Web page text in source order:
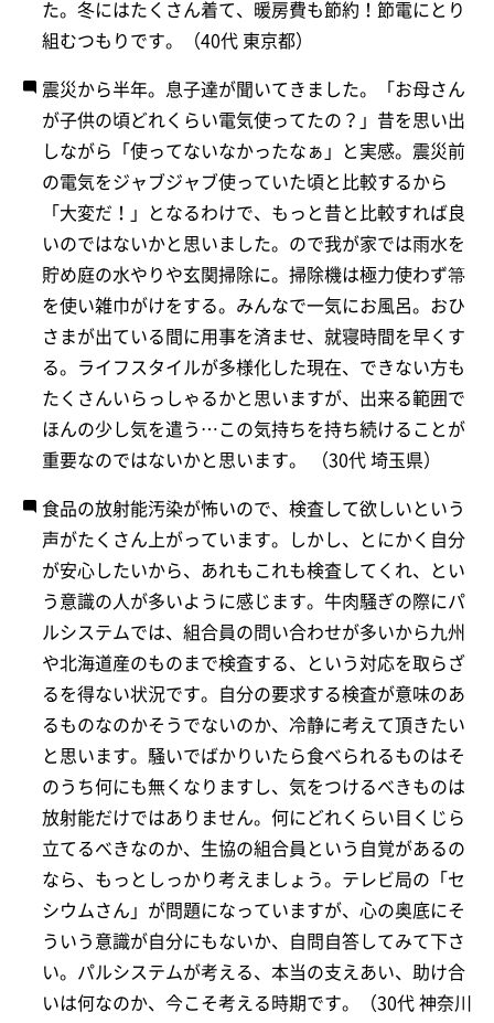
た。冬にはたくさん着て、暖房費も節約！節電にとり
組むつもりです。（40代 東京都）
震災から半年。息子達が聞いてきました。「お母さん
が子供の頃どれくらい電気使ってたの？」昔を思い出
しながら「使ってないなかったなぁ」と実感。震災前
の電気をジャブジャブ使っていた頃と比較するから
「大変だ！」となるわけで、もっと昔と比較すれば良
いのではないかと思いました。ので我が家では雨水を
貯め庭の水やりや玄関掃除に。掃除機は極力使わず箒
を使い雑巾がけをする。みんなで一気にお風呂。おひ
さまが出ている間に用事を済ませ、就寝時間を早くす
る。ライフスタイルが多様化した現在、できない方も
たくさんいらっしゃるかと思いますが、出来る範囲で
ほんの少し気を遣う…この気持ちを持ち続けることが
重要なのではないかと思います。 （30代 埼玉県）
食品の放射能汚染が怖いので、検査して欲しいという
声がたくさん上がっています。しかし、とにかく自分
が安心したいから、あれもこれも検査してくれ、とい
う意識の人が多いように感じます。牛肉騒ぎの際にパ
ルシステムでは、組合員の問い合わせが多いから九州
や北海道産のものまで検査する、という対応を取らざ
るを得ない状況です。自分の要求する検査が意味のあ
るものなのかそうでないのか、冷静に考えて頂きたい
と思います。騒いでばかりいたら食べられるものはそ
のうち何にも無くなりますし、気をつけるべきものは
放射能だけではありません。何にどれくらい目くじら
立てるべきなのか、生協の組合員という自覚があるの
なら、もっとしっかり考えましょう。テレビ局の「セ
シウムさん」が問題になっていますが、心の奥底にそ
ういう意識が自分にもないか、自問自答してみて下さ
い。パルシステムが考える、本当の支えあい、助け合
いは何なのか、今こそ考える時期です。（30代 神奈川